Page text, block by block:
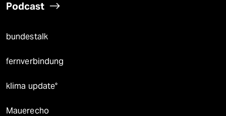
Podcast
bundestalk
fernverbindung
klima update°
Mauerecho